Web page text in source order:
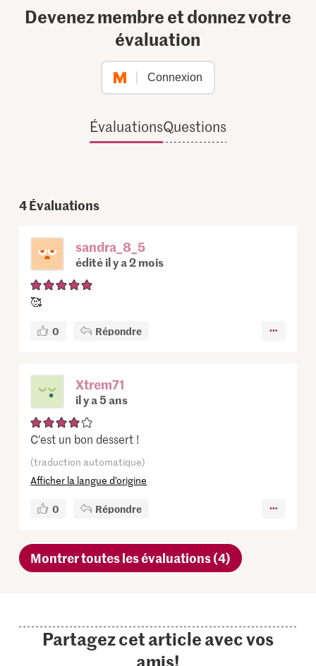
Devenez membre et donnez votre
évaluation
Connexion
ÉvaluationsQuestions
4Évaluations
sandra_8_5
édité il y a 2 mois
🥰
0 Répondre
Xtrem71
il y a 5 ans
C'est un bon dessert !
(traduction automatique)
Afficher la langue d’origine
0 Répondre
Montrer toutes les évaluations (4)
Partagez cet article avec vos
amis!